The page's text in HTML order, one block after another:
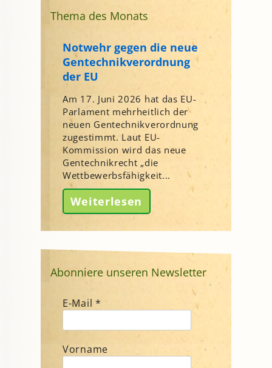
Thema des Monats
Notwehr gegen die neue
Gentechnikverordnung
der EU
Am 17. Juni 2026 hat das EU-
Parlament mehrheitlich der
neuen Gentechnikverordnung
zugestimmt. Laut EU-
Kommission wird das neue
Gentechnikrecht „die
Wettbewerbsfähigkeit...
Weiterlesen
Abonniere unseren Newsletter
E-Mail *
Vorname